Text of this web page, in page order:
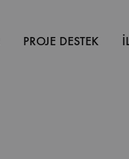
PROJE DESTEK